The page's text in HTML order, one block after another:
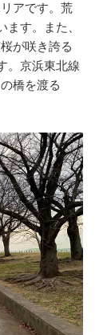
アです。荒
す。また、
が咲き誇る
。京浜東北線
橋を渡る